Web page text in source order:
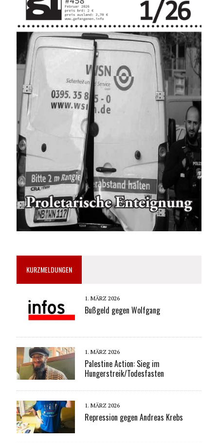
KURZMELDUNGEN
1. MÄRZ 2026
Bußgeld gegen Wolfgang
1. MÄRZ 2026
Palestine Action: Sieg im
Hungerstreik/Todesfasten
1. MÄRZ 2026
Repression gegen Andreas Krebs